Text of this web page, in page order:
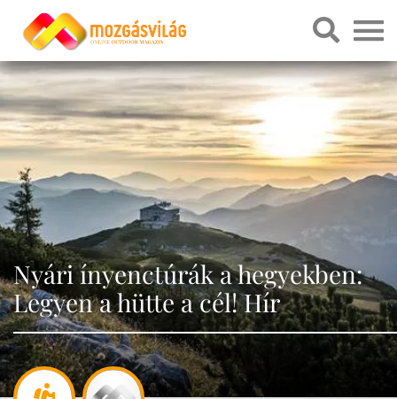
Nyári ínyenctúrák a hegyekben:
Legyen a hütte a cél! Hír